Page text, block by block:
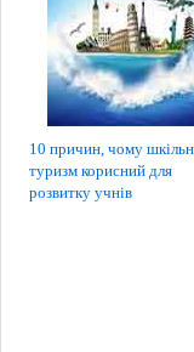
10 причин, чому
туризм корисний для
розвитку учнів